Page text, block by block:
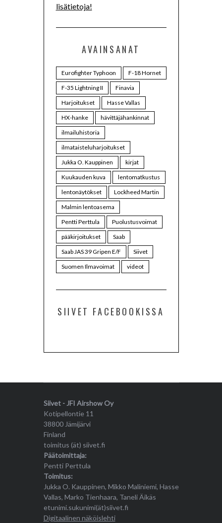
lisätietoja!
AVAINSANAT
Eurofighter Typhoon
F-18 Hornet
F-35 Lightning II
Finavia
Harjoitukset
Hasse Vallas
HX-hanke
hävittäjähankinnat
ilmailuhistoria
ilmataisteluharjoitukset
Jukka O. Kauppinen
kirjat
Kuukauden kuva
lentomatkustus
lentonäytökset
Lockheed Martin
Malmin lentoasema
Pentti Perttula
Puolustusvoimat
pääkirjoitukset
Saab
Saab JAS 39 Gripen E/F
Siivet
Suomen Ilmavoimat
videot
SIIVET FACEBOOKISSA
Siivet - JFI Airshow Oy
Kotipellontie 11
38800 Jämijärvi
Finland
toimitus (ät) siivet.fi
Päätoimittaja:
Pentti Perttula
Toimitus:
Jukka O. Kauppinen, Mikko Maliniemi, Hasse
Vallas, Marko Tienhaara, Taneli Äikäs
etunimi.sukunimi(ät)siivet.fi
Digitaalinen näköislehti